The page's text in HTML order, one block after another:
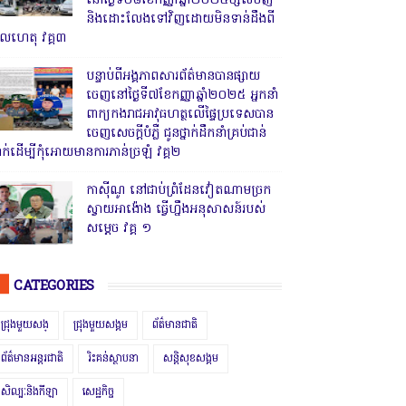
និងដោះលែងទៅវិញដោយមិនទាន់ដឹងពី
ហេតុ វគ្គ៣
បន្ទាប់ពីអង្គភាពសារព័ត៌មានបានផ្សាយ
ចេញនៅថ្ងៃទី៧ខែកញ្ញាឆ្នាំ២០២៥ អ្នកនាំ
ពាក្យកងរាជអាវុធហត្ថលើផ្ទៃប្រទេសបាន
ចេញសេចក្តីបំភ្លឺ ជូនថ្នាក់ដឹកនាំគ្រប់ជាន់
ាក់ដើម្បីកុំអោយមានការភាន់ច្រឡំ វគ្គ២
កាសុីណូ នៅជាប់ព្រំដែនវៀតណាមច្រក
ស្វាយអាង៉ោង ធ្វើហ្នឹងអនុសាសន៍របស់
សម្ដេច វគ្គ ១
CATEGORIES
ជ្រុងមួយសង្ ជ្រុងមួយសង្គម ព័ត៌មានជាតិ
ព័ត៌មានអន្តរជាតិ រិះគន់ស្ថាបនា សន្តិសុខសង្គម
សិល្បៈនិងកីឡា សេដ្ឋកិច្ច